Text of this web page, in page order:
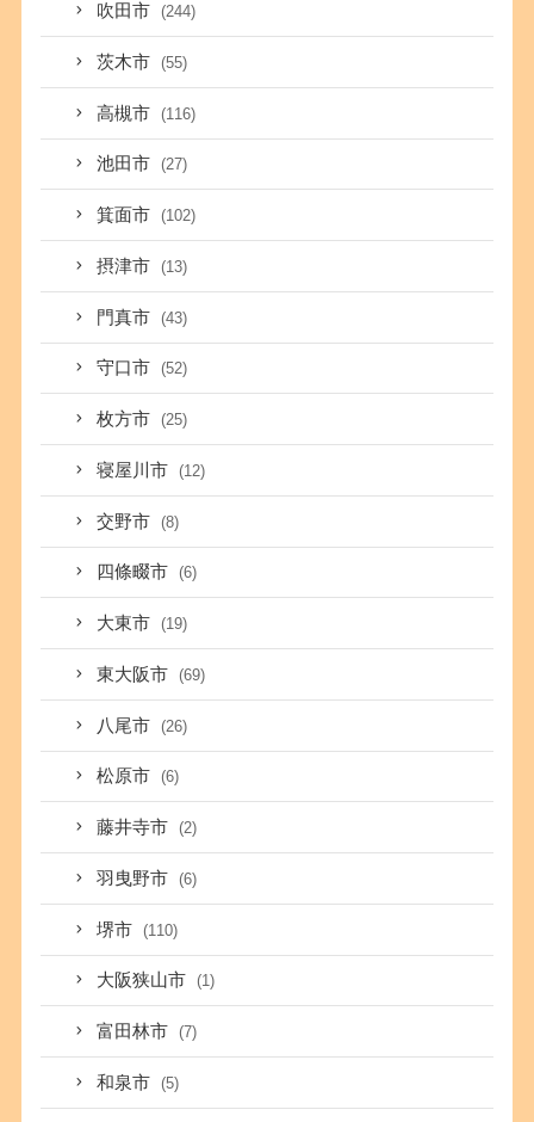
吹田市 (244)
茨木市 (55)
高槻市 (116)
池田市 (27)
箕面市 (102)
摂津市 (13)
門真市 (43)
守口市 (52)
枚方市 (25)
寝屋川市 (12)
交野市 (8)
四條畷市 (6)
大東市 (19)
東大阪市 (69)
八尾市 (26)
松原市 (6)
藤井寺市 (2)
羽曳野市 (6)
堺市 (110)
大阪狭山市 (1)
富田林市 (7)
和泉市 (5)